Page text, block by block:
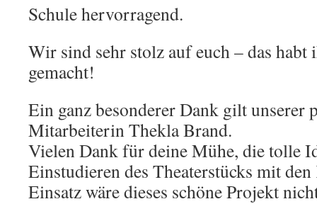
Schule hervorragend.
Wir sind sehr stolz auf euch – das
gemacht!
Ein ganz besonderer Dank gilt unserer
Mitarbeiterin Thekla Brand.
Vielen Dank für deine Mühe, die tolle
Einstudieren des Theaterstücks mit
Einsatz wäre dieses schöne Projekt